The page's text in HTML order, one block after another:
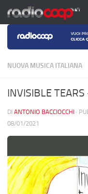
Salta al contenuto
NUOVA MUSICA ITALIANA
INVISIBLE
DI ANTONIO BACCIOCCHI ·
08/01/2021